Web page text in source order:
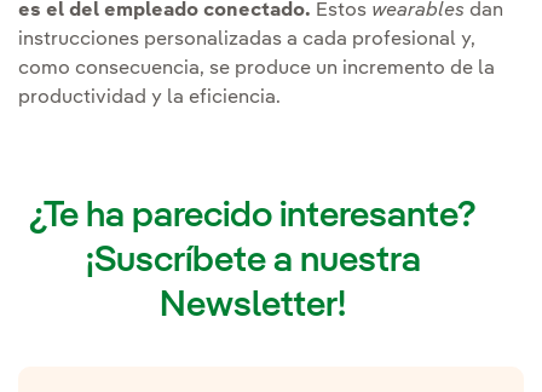
es el del empleado conectado. Estos wearables dan
instrucciones personalizadas a cada profesional y,
como consecuencia, se produce un incremento de la
productividad y la eficiencia.
¿Te ha parecido interesante?
¡Suscríbete a nuestra
Newsletter!